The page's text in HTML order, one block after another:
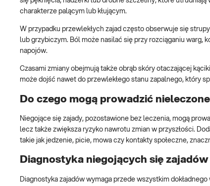
charakterze palącym lub kłującym.
W przypadku przewlekłych zajad często obserwuje się
lub grzybiczym. Ból może nasilać się przy rozciąganiu warg,
napojów.
Czasami zmiany obejmują także obrąb skóry otaczającej
może dojść nawet do przewlekłego stanu zapalnego, który
Do czego mogą prowadzić
Niegojące się zajady, pozostawione bez leczenia, mogą
lecz także zwiększa ryzyko nawrotu zmian w przyszłości.
takie jak jedzenie, picie, mowa czy kontakty społeczne,
Diagnostyka niegojących się zajadów
Diagnostyka zajadów wymaga przede wszystkim